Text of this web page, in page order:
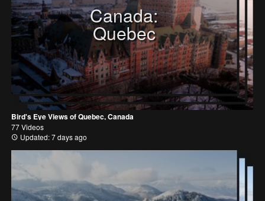
Canada:
Quebec
Bird's Eye Views of Quebec, Canada
77 Videos
Updated: 7 days ago